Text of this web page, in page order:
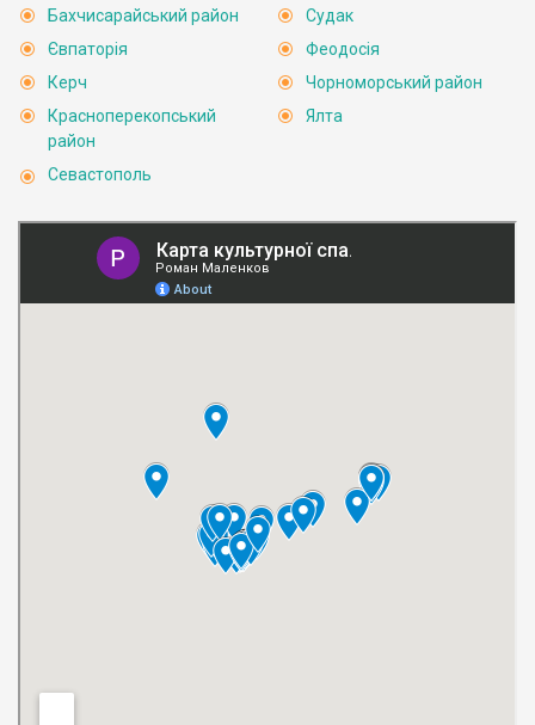
Бахчисарайський район
Євпаторія
Керч
Красноперекопський
район
Севастополь
Судак
Феодосія
Чорноморський район
Ялта